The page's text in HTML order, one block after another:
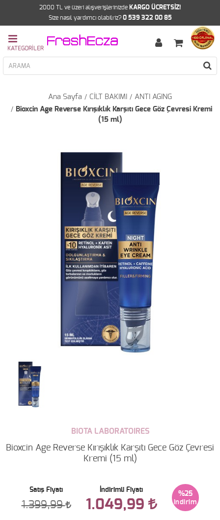
2000 TL ve üzeri alışverişlerinizde KARGO ÜCRETSİZ!
Size nasıl yardımcı olabilriz? 0 539 322 00 85
Ana Sayfa CİLT BAKIMI
ANTI AGING
Bioxcin Age Reverse Kırışıklık Karşıtı Gece Göz Çevresi Kremi
(15 ml)
BIOTA LABORATOIRES
Bioxcin Age Reverse Kırışıklık Karşıtı Gece Göz Çevresi
Kremi (15 ml)
Satış Fiyatı
1.399,99
İndirimli Fiyatı
1.049,99
%25